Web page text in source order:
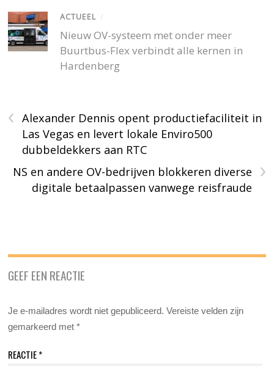
ACTUEEL /
Nieuw OV-systeem met onder meer
Buurtbus-Flex verbindt alle kernen in
Hardenberg
‹
Alexander Dennis opent productiefaciliteit in
Las Vegas en levert lokale Enviro500
dubbeldekkers aan RTC
›
NS en andere OV-bedrijven blokkeren diverse
digitale betaalpassen vanwege reisfraude
GEEF EEN REACTIE
Je e-mailadres wordt niet gepubliceerd. Vereiste velden zijn
gemarkeerd met*
REACTIE*